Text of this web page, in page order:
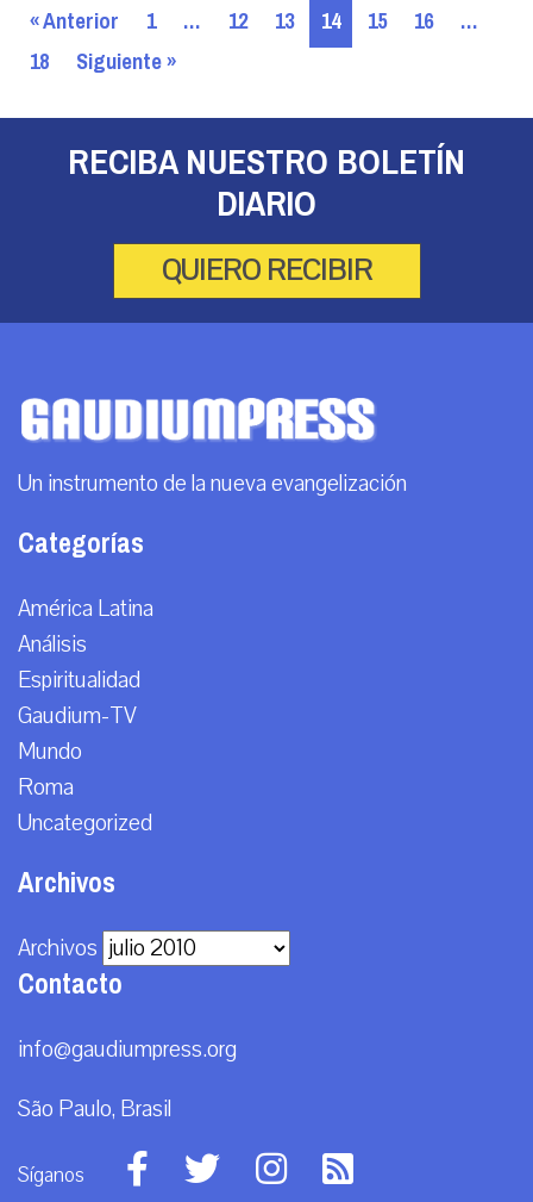
« Anterior 1 … 12 13 14 15 16
…
18
Siguiente »
RECIBA NUESTRO BOLETÍN
DIARIO
QUIERO RECIBIR
Un instrumento de la nueva evangelización
Categorías
América Latina
Análisis
Espiritualidad
Gaudium-TV
Mundo
Roma
Uncategorized
Archivos
Archivos
Contacto
info@gaudiumpress.org
São Paulo, Brasil
Síganos